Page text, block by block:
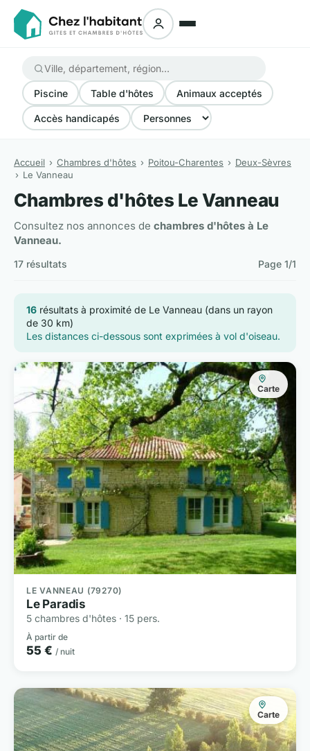
Piscine Table d'hôtes Animaux acceptés
Accès handicapés
Accueil Chambres d'hôtes Poitou-Charentes
Deux-Sèvres
Le Vanneau
Chambres d'hôtes Le Vanneau
Consultez nos annonces de chambres d'hôtes à Le
Vanneau.
17 résultats Page 1/1
16 résultats à proximité de Le Vanneau (dans un rayon
de 30 km)
Les distances ci-dessous sont exprimées à vol d'oiseau.
Carte
LE VANNEAU (79270)
Le Paradis
5 chambres d'hôtes · 15 pers.
À partir de
55 € / nuit
Carte